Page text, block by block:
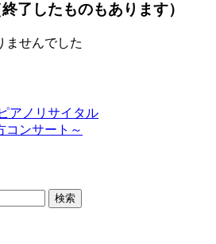
了したものもあります）
ませんでした
アノリサイタル
コンサート～